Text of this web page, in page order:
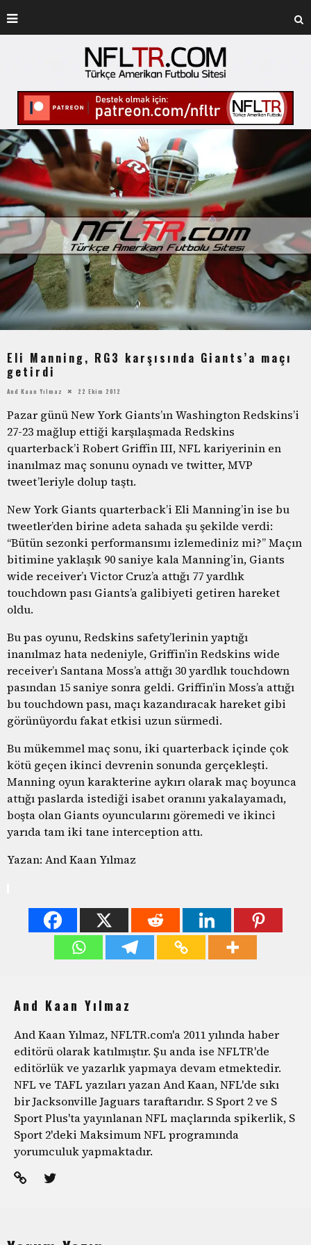
Eli Manning, RG3 karşısında Giants’a maçı
getirdi
And Kaan Yılmaz 22 Ekim 2012
Pazar günü New York Giants’ın Washington Redskins’i
27-23 mağlup ettiği karşılaşmada Redskins
quarterback’i Robert Griffin III, NFL kariyerinin en
inanılmaz maç sonunu oynadı ve twitter, MVP
tweet’leriyle dolup taştı.
New York Giants quarterback’i Eli Manning’in ise bu
tweetler’den birine adeta sahada şu şekilde verdi:
“Bütün sezonki performansımı izlemediniz mi?” Maçın
bitimine yaklaşık 90 saniye kala Manning’in, Giants
wide receiver’ı Victor Cruz’a attığı 77 yardlık
touchdown pası Giants’a galibiyeti getiren hareket
oldu.
Bu pas oyunu, Redskins safety’lerinin yaptığı
inanılmaz hata nedeniyle, Griffin’in Redskins wide
receiver’ı Santana Moss’a attığı 30 yardlık touchdown
pasından 15 saniye sonra geldi. Griffin’in Moss’a attığı
bu touchdown pası, maçı kazandıracak hareket gibi
görünüyordu fakat etkisi uzun sürmedi.
Bu mükemmel maç sonu, iki quarterback içinde çok
kötü geçen ikinci devrenin sonunda gerçekleşti.
Manning oyun karakterine aykırı olarak maç boyunca
attığı paslarda istediği isabet oranını yakalayamadı,
boşta olan Giants oyuncularını göremedi ve ikinci
yarıda tam iki tane interception attı.
Yazan: And Kaan Yılmaz
And Kaan Yılmaz
And Kaan Yılmaz, NFLTR.com'a 2011 yılında haber
editörü olarak katılmıştır. Şu anda ise NFLTR'de
editörlük ve yazarlık yapmaya devam etmektedir.
NFL ve TAFL yazıları yazan And Kaan, NFL'de sıkı
bir Jacksonville Jaguars taraftarıdır. S Sport 2 ve S
Sport Plus'ta yayınlanan NFL maçlarında spikerlik, S
Sport 2'deki Maksimum NFL programında
yorumculuk yapmaktadır.